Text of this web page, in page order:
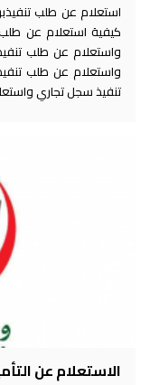
استعلام عن طلب
كيفية استعلام عن
واستعلام عن طلب
واستعلام عن طلب
تنفيذ سجل تجاري
الاستعلام عن